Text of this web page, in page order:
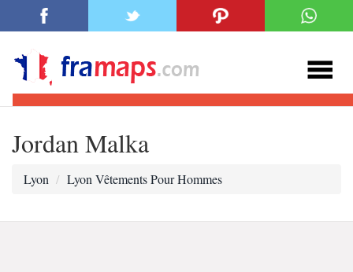
Jordan Malka
Lyon Lyon Vêtements Pour Hommes